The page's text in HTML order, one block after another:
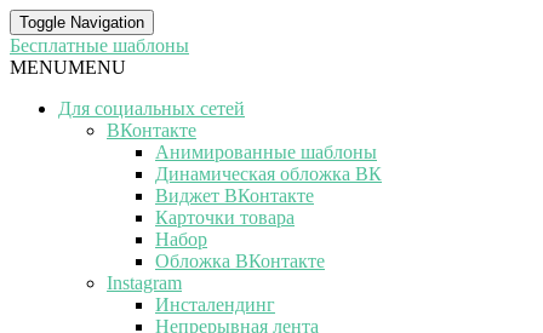
Toggle Navigation
Бесплатные шаблоны
MENUMENU
Для социальных сетей
ВКонтакте
Анимированные шаблоны
Динамическая обложка ВК
Виджет ВКонтакте
Карточки товара
Набор
Обложка ВКонтакте
Instagram
Инсталендинг
Непрерывная лента